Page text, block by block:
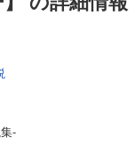
-